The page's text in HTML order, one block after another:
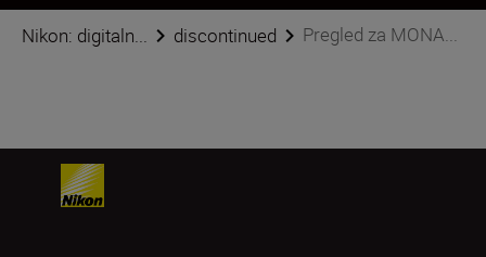
Nikon: digitaln... discontinued Pregled za MONA...